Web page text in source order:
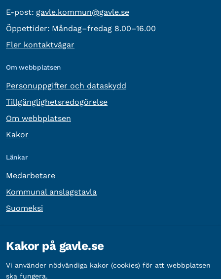
E-post: E-post:
gavle.kommun@gavle.se
Öppettider: Måndag–fredag 8.00–16.00
Fler kontaktvägar
Om webbplatsen
Personuppgifter och dataskydd
Tillgänglighetsredogörelse
Om webbplatsen
Kakor
Länkar
Medarbetare
Kommunal anslagstavla
Suomeksi
Organisationsnummer: 212000-2338
Bankgironummer: 5888-2333
Kakor på gavle.se
Vi använder nödvändiga kakor (cookies) för att webbplatsen
ska fungera.